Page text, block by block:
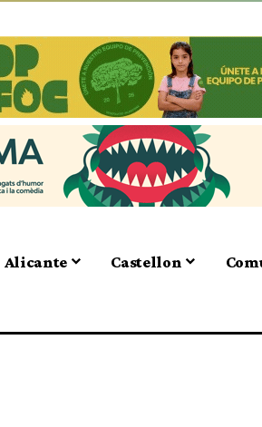
Alicante Castellon